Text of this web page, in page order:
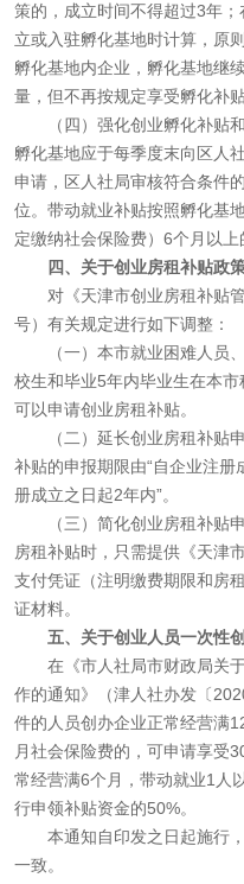
策的，成立时间不得超过3年
立或入驻孵化基地时计算，原
孵化基地内企业，孵化基地继
量，但不再按规定享受孵化补
（四）强化创业孵化补贴
孵化基地应于每季度末向区人
申请，区人社局审核符合条件
位。带动就业补贴按照孵化基
定缴纳社会保险费）6个月以上
四、关于创业房租补贴政
对《天津市创业房租补贴
号）有关规定进行如下调整：
（一）本市就业困难人员
校生和毕业5年内毕业生在本
可以申请创业房租补贴。
（二）延长创业房租补贴
补贴的申报期限由“自企业注册
册成立之日起2年内”。
（三）简化创业房租补贴
房租补贴时，只需提供《天津
支付凭证（注明缴费期限和房
证材料。
五、关于创业人员一次性
在《市人社局市财政局关
作的通知》（津人社办发〔
件的人员创办企业正常经营满
月社会保险费的，可申请享受
常经营满6个月，带动就业1人
行申领补贴资金的50%。
本通知自印发之日起施行
一致。